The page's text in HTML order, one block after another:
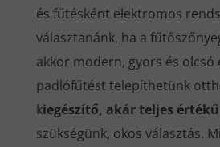
és fűtésként elektromos
választanánk, ha a
akkor modern, gyors és olcsó
padlófűtést telepíthetünk
kiegészítő, akár teljes
szükségünk, okos választás.